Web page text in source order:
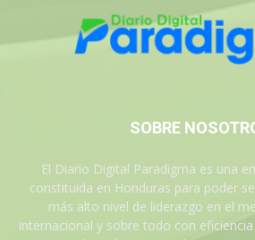
SOBRE
El Diario Digital Paradigma es una
constituida en Honduras para poder
más alto nivel de liderazgo en el
internacional y sobre todo con